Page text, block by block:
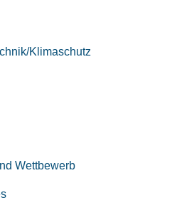
Klimaschutz
Wettbewerb